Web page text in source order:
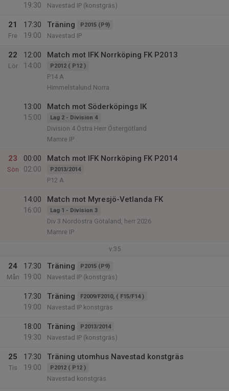
19:30
Navestad IP (konstgräs)
21
Fre
17:30
19:00
Träning P2015 (P9)
Navestad IP
22
Lör
12:00
14:00
Match mot IFK Norrköping FK P2013
P2012 ( P12 )
P14 A
Himmelstalund Norra
13:00
15:00
Match mot Söderköpings IK
Lag 2 - Division 4
Division 4 Östra Herr Östergötland
Mamre IP
23
Sön
00:00
02:00
Match mot IFK Norrköping FK P2014
P2013/2014
P12 A
14:00
16:00
Match mot Myresjö-Vetlanda FK
Lag 1 - Division 3
Div 3 Nordöstra Götaland, herr 2026
Mamre IP
v.35
24
Mån
17:30
19:00
Träning P2015 (P9)
Navestad IP (konstgräs)
17:30
19:00
Träning F2009/F2010, ( F15/F14 )
Navestad IP konstgräs
18:00
19:30
Träning P2013/2014
Navestad IP (konstgräs)
25
Tis
17:30
19:00
Träning utomhus Navestad konstgräs
P2012 ( P12 )
Navestad konstgräs